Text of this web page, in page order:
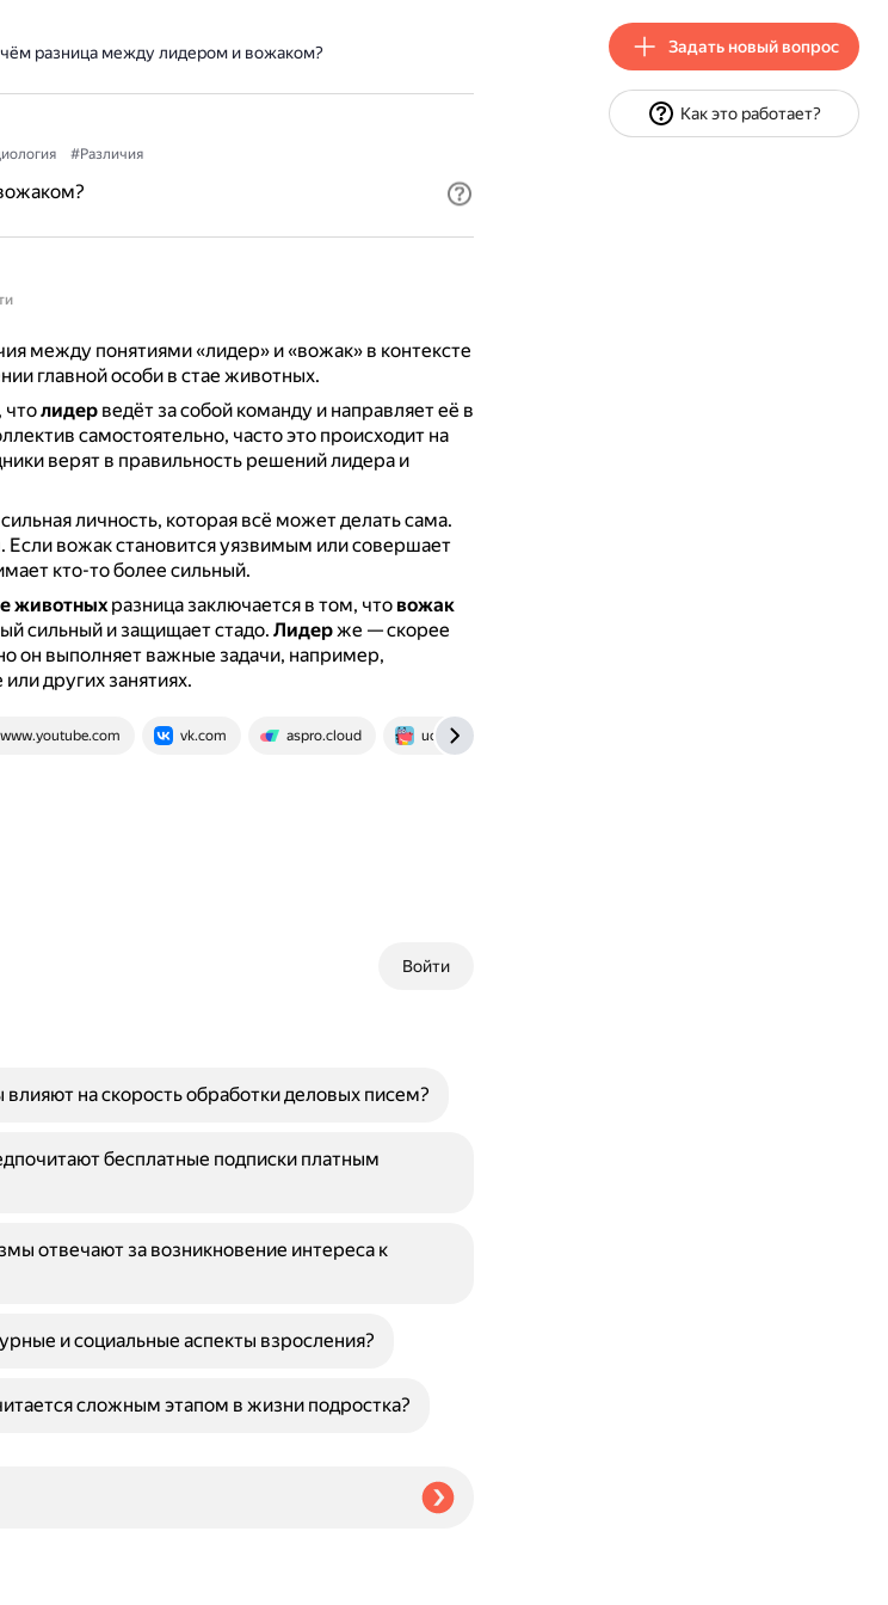
разница между лидером и вожаком?
#Различия
между понятиями «лидер» и «вожак» в контексте
главной особи в стае животных.
чтолидерведёт за собой команду и направляет её в
самостоятельно, часто это происходит на
верят в правильность решений лидера и
личность, которая всё может делать сама.
Если вожак становится уязвимым или совершает
кто-то более сильный.
животныхразница заключается в том, что вожак
сильный и защищает стадо. Лидерже — скорее
он выполняет важные задачи, например,
других занятиях.
www.youtube.com vk.com aspro.cloud uchi.ru
Войти
влияют на скорость обработки деловых писем?
бесплатные подписки платным
отвечают за возникновение интереса к
и социальные аспекты взросления?
сложным этапом в жизни подростка?
Задать новый вопрос
Как это работает?